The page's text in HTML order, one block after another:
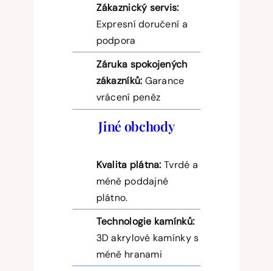
Zákaznický servis:
Expresní doručení a
podpora
Záruka spokojených
zákazníků: Garance
vrácení peněz
Jiné obchody
Kvalita plátna: Tvrdé a
méně poddajné
plátno.
Technologie kamínků:
3D akrylové kamínky s
méně hranami